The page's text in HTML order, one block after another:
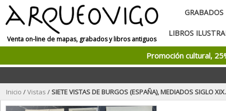
Venta on-line de mapas, grabados y libros antiguos
GRABADOS
LIBROS
Promoción cultural,
Inicio /Vistas /SIETE VISTAS DE BURGOS (ESPAÑA), MEDIADOS SIGLO